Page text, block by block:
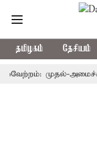
தமிழகம் தேசியம்
முதல்-அமைச்சர்